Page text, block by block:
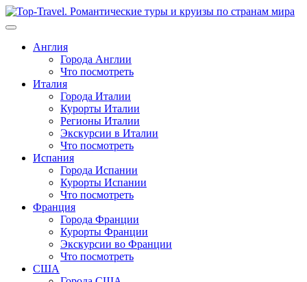
Перейти
к
Англия
Города Англии
Что посмотреть
Италия
Города Италии
Курорты Италии
Регионы Италии
Экскурсии в Италии
Что посмотреть
Испания
Города Испании
Курорты Испании
Что посмотреть
Франция
Города Франции
Курорты Франции
Экскурсии во Франции
Что посмотреть
США